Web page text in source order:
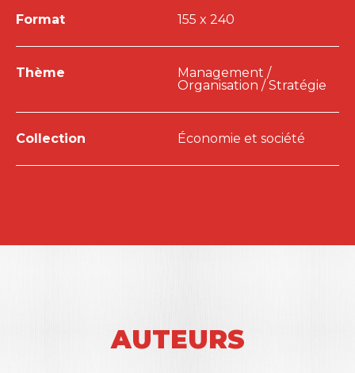
Format 155 x 240
Thème
Management /
Organisation / Stratégie
Collection Économie et société
AUTEURS